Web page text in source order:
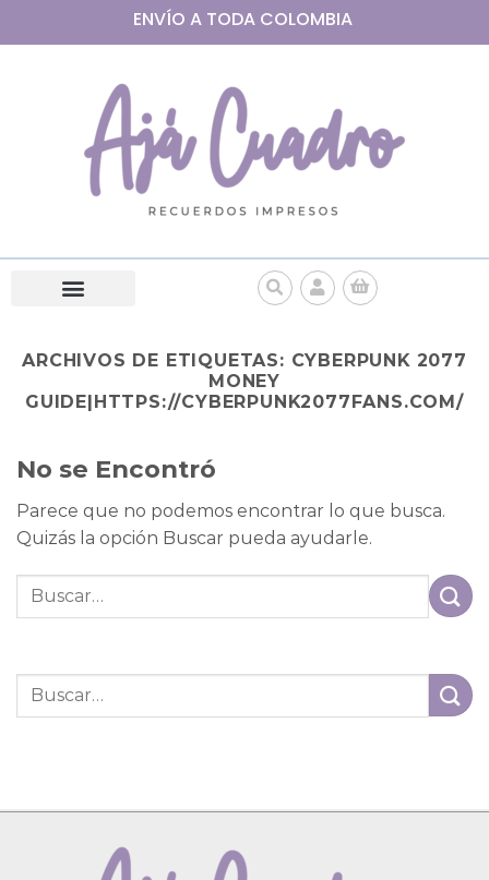
ENVÍO A TODA COLOMBIA
ARCHIVOS DE ETIQUETAS: CYBERPUNK 2077
MONEY
GUIDE|HTTPS://CYBERPUNK2077FANS.COM/
No se Encontró
Parece que no podemos encontrar lo que busca.
Quizás la opción Buscar pueda ayudarle.